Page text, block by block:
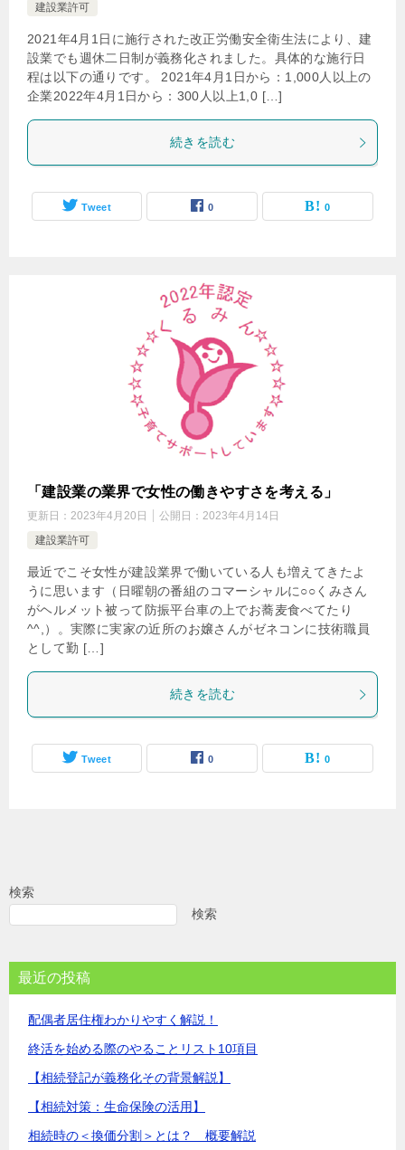
建設業許可
2021年4月1日に施行された改正労働安全衛生法により、建
設業でも週休二日制が義務化されました。具体的な施行日
程は以下の通りです。 2021年4月1日から：1,000人以上の
企業2022年4月1日から：300人以上1,0 […]
続きを読む
Tweet 0 0
「建設業の業界で女性の働きやすさを考える」
更新日： 2023年4月20日 公開日： 2023年4月14日
建設業許可
最近でこそ女性が建設業界で働いている人も増えてきたよ
うに思います（日曜朝の番組のコマーシャルに○○くみさん
がヘルメット被って防振平台車の上でお蕎麦食べてたり
^^,）。実際に実家の近所のお嬢さんがゼネコンに技術職員
として勤 […]
続きを読む
Tweet 0 0
検索
検索
最近の投稿
配偶者居住権わかりやすく解説！
終活を始める際のやることリスト10項目
【相続登記が義務化その背景解説】
【相続対策：生命保険の活用】
相続時の＜換価分割＞とは？ 概要解説